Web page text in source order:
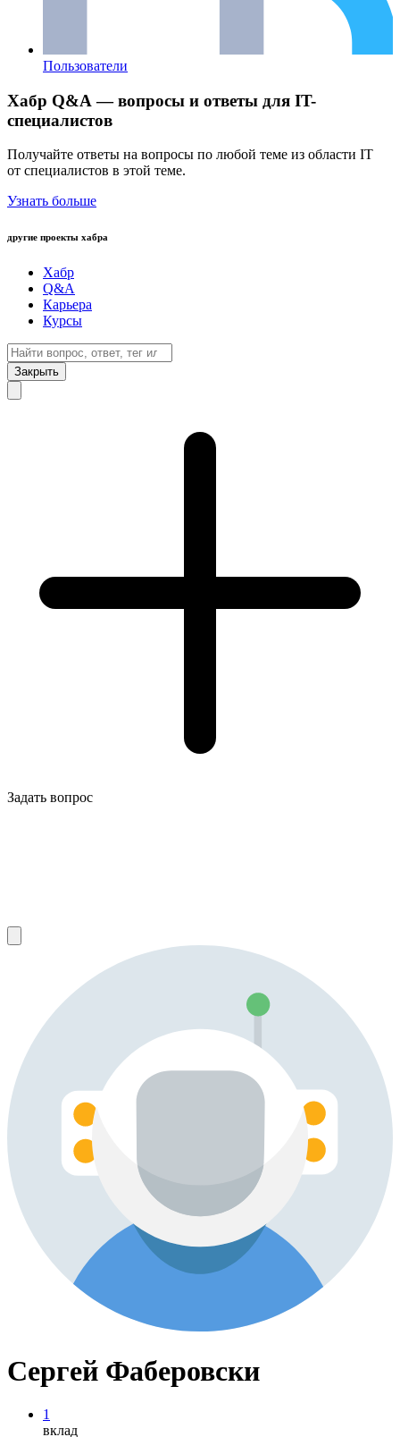
Пользователи
Хабр Q&A — вопросы и ответы для IT-
специалистов
Получайте ответы на вопросы по любой теме из области IT
от специалистов в этой теме.
Узнать больше
другие проекты хабра
Хабр
Q&A
Карьера
Курсы
Закрыть
Задать вопрос
Сергей Фаберовски
1
вклад